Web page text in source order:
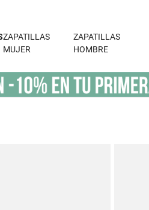
ZAPATILLAS
MUJER
ZAPATILLAS
HOMBRE